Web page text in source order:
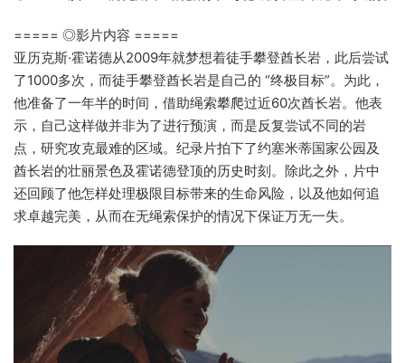
===== ◎影片内容 =====
亚历克斯·霍诺德从2009年就梦想着徒手攀登酋长岩，此后尝试
了1000多次，而徒手攀登酋长岩是自己的 “终极目标”。为此，
他准备了一年半的时间，借助绳索攀爬过近60次酋长岩。他表
示，自己这样做并非为了进行预演，而是反复尝试不同的岩
点，研究攻克最难的区域。纪录片拍下了约塞米蒂国家公园及
酋长岩的壮丽景色及霍诺德登顶的历史时刻。除此之外，片中
还回顾了他怎样处理极限目标带来的生命风险，以及他如何追
求卓越完美，从而在无绳索保护的情况下保证万无一失。